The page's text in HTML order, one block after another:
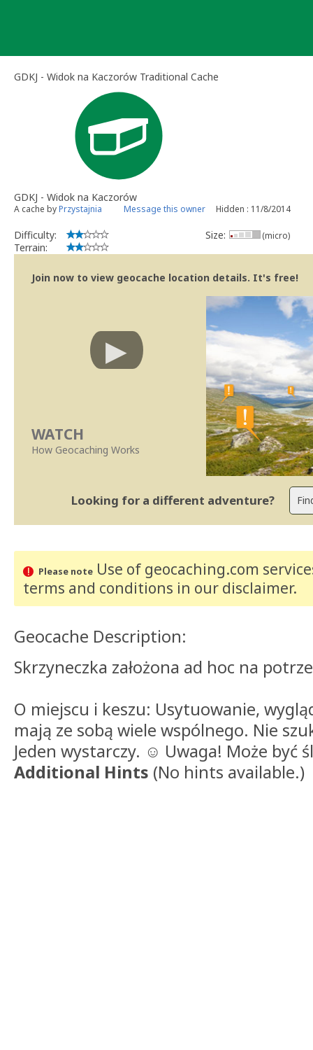
GDKJ - Widok na Kaczorów Traditional Cache
GDKJ - Widok na Kaczorów
A cache byPrzystajnia Message this owner Hidden : 11/8/2014
Difficulty:
Terrain:
Size: (micro)
Join now to view geocache location details. It's free!
WATCH
How Geocaching Works
Looking for a different adventure?
Please noteUse of geocaching.com
terms and conditions in our disclaimer.
Geocache Description:
Skrzyneczka założona ad hoc na
O miejscu i keszu: Usytuowanie,
mają ze sobą wiele wspólnego. Nie
Jeden wystarczy. ☺ Uwaga! Może być
Additional Hints (No hints available.)